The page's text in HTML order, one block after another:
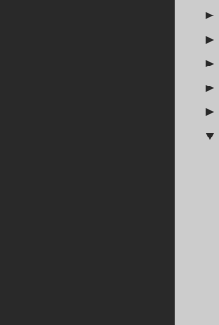
►
►
►
►
►
▼